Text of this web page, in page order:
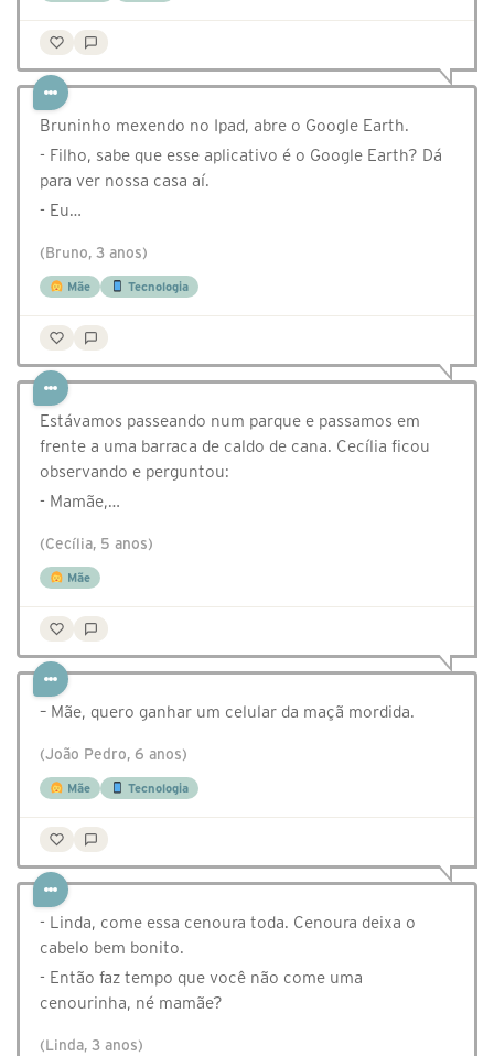
Bruninho mexendo no Ipad, abre o Google Earth.
- Filho, sabe que esse aplicativo é o Google Earth? Dá
para ver nossa casa aí.
- Eu…
(Bruno, 3 anos)
Mãe Tecnologia
Estávamos passeando num parque e passamos em
frente a uma barraca de caldo de cana. Cecília ficou
observando e perguntou:
- Mamãe,…
(Cecília, 5 anos)
Mãe
– Mãe, quero ganhar um celular da maçã mordida.
(João Pedro, 6 anos)
Mãe Tecnologia
- Linda, come essa cenoura toda. Cenoura deixa o
cabelo bem bonito.
- Então faz tempo que você não come uma
cenourinha, né mamãe?
(Linda, 3 anos)